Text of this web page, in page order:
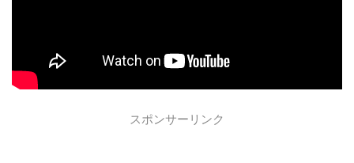
スポンサーリンク